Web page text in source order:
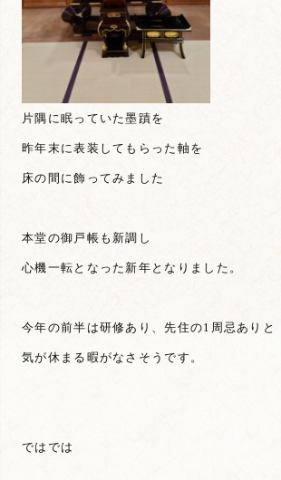
片隅に眠っていた墨蹟を
昨年末に表装してもらった軸を
床の間に飾ってみました
本堂の御戸帳も新調し
心機一転となった新年となりました。
今年の前半は研修あり、先住の1周忌ありと
気が休まる暇がなさそうです。
ではでは